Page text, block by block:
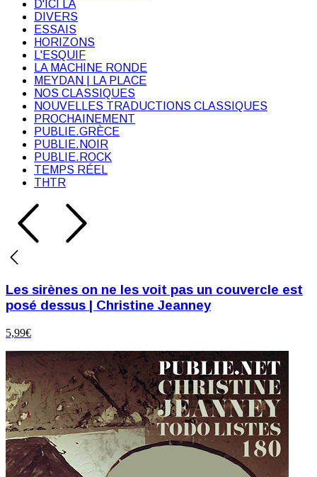
D'ICI LÀ
DIVERS
ESSAIS
HORIZONS
L'ESQUIF
LA MACHINE RONDE
MEYDAN | LA PLACE
NOS CLASSIQUES
NOUVELLES TRADUCTIONS CLASSIQUES
PROCHAINEMENT
PUBLIE.GRÈCE
PUBLIE.NOIR
PUBLIE.ROCK
TEMPS RÉEL
THTR
Les sirènes on ne les voit pas un couvercle est
posé dessus | Christine Jeanney
5,99€